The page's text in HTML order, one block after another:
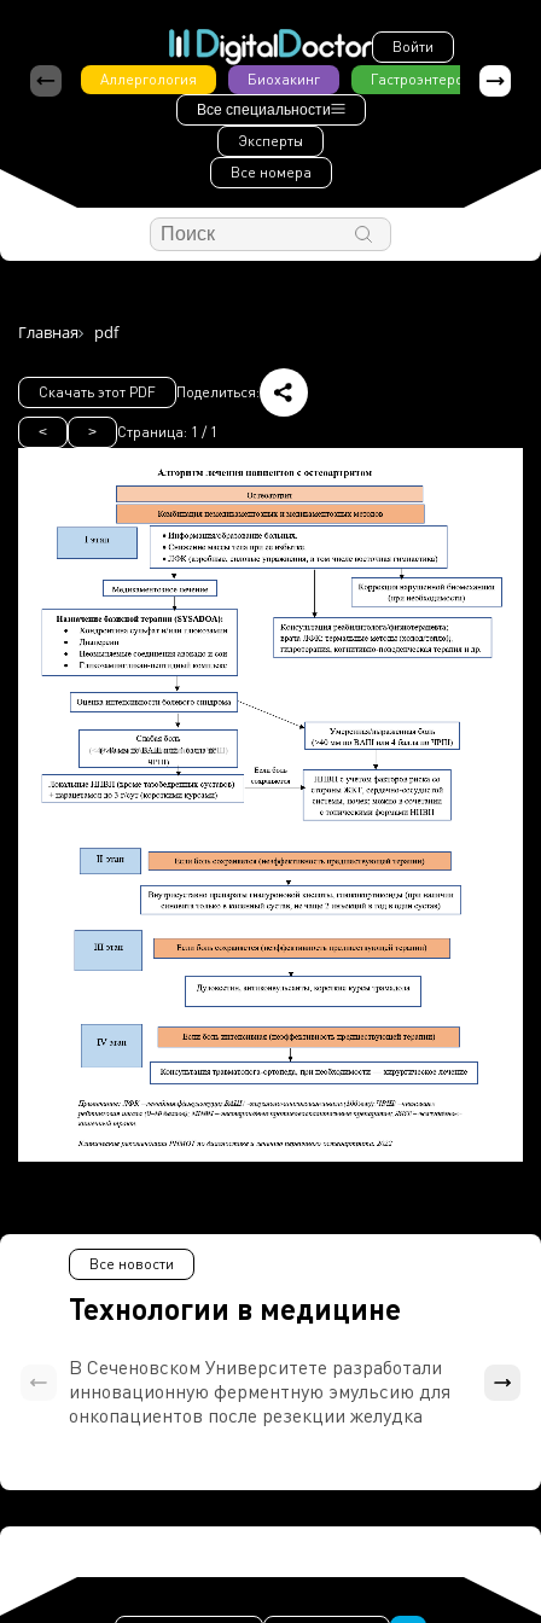
Войти
Аллергология
Биохакинг Гастроэнтерология
Все специальности
Эксперты
Все номера
Главная pdf
< > Страница: 1 / 1
Скачать этот PDF Поделиться:
Технологии в медицине
Все новости
В Сеченовском Университете разработали
инновационную ферментную эмульсию для
онкопациентов после резекции желудка